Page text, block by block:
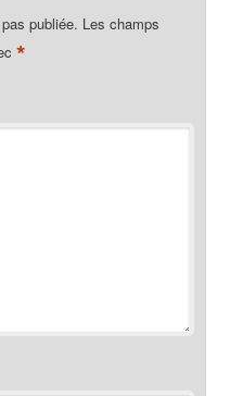
publiée. Les champs
*